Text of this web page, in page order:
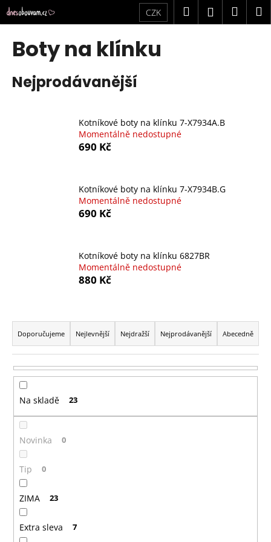
Přejít
na
obsah
CZK HledatPřihlášení
Boty na klínku
Nejprodávanější
Kotníkové boty na klínku 7-X7934A.B
Momentálně nedostupné
690 Kč
Kotníkové boty na klínku 7-X7934B.G
Momentálně nedostupné
690 Kč
Kotníkové boty na klínku 6827BR
Momentálně nedostupné
880 Kč
Ř
a
z
e
n
p
o
d
u
k
ů
Doporučujeme Nejlevnější Nejdražší Nejprodávanější Abecedně
Na skladě 23
Novinka 0
Tip 0
ZIMA 23
Extra sleva 7
K
o
o
í
?
D
o
p
o